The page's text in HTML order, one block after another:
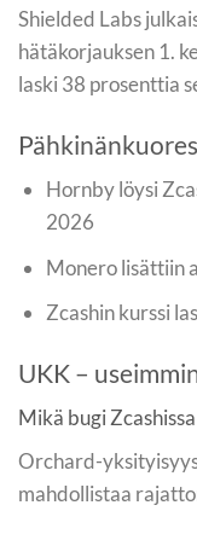
Shielded Labs
hätäkorjauksen 1.
laski 38 prosenttia
Hornby löysi
2026
Monero lisättiin
Zcashin kurssi
UKK –
Mikä bugi
Orchard-
mahdollistaa